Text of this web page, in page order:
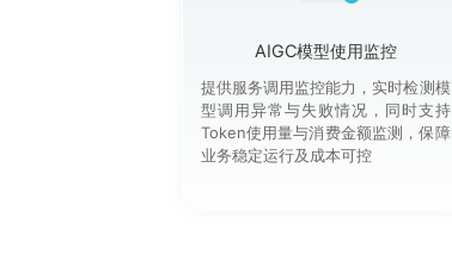
AIGC模型使用监控
提供服务调用监控能力，实时检测模
型调用异常与失败情况，同时支持
Token使用量与消费金额监测，保障
业务稳定运行及成本可控